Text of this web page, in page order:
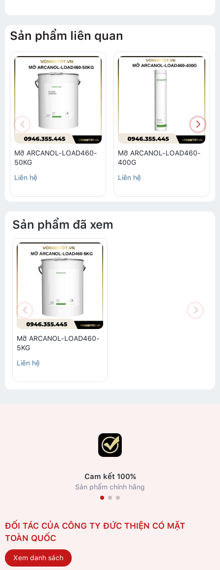
Sản phẩm liên quan
Mỡ ARCANOL-LOAD460-
50KG
Liên hệ
Mỡ ARCANOL-LOAD460-
400G
Liên hệ
Sản phẩm đã xem
Mỡ ARCANOL-LOAD460-
5KG
Liên hệ
Cam kết 100%
Sản phẩm chính hãng
ĐỐI TÁC CỦA CÔNG TY ĐỨC THIỆN CÓ MẶT
TOÀN QUỐC
Xem danh sách